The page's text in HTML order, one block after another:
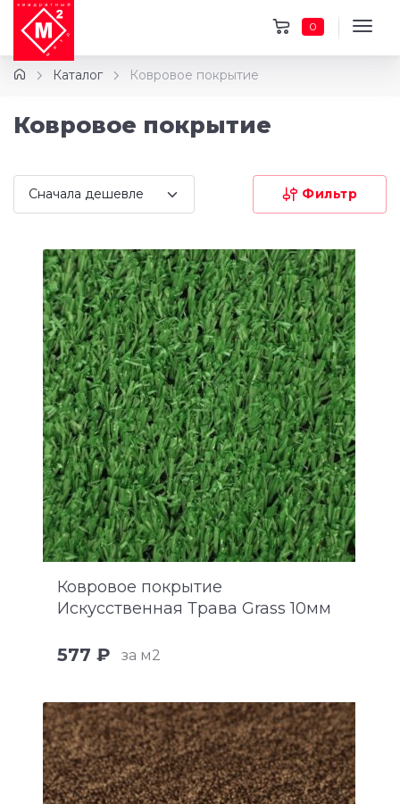
0
Каталог Ковровое покрытие
Ковровое покрытие
Фильтр
Ковровое покрытие
Искусственная Трава Grass 10мм
577 ₽ за м2